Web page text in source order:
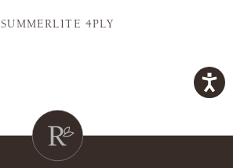
SUMMERLITE 4PLY